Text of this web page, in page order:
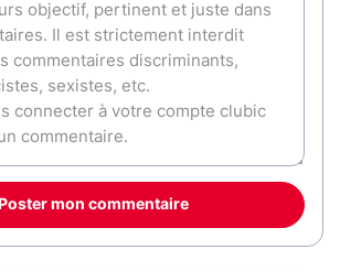
Poster mon commentaire